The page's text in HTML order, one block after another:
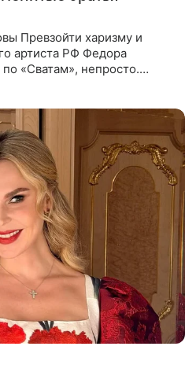
Превзойти харизму и
артиста РФ Федора
«Сватам», непросто.